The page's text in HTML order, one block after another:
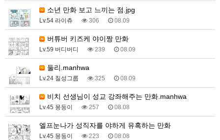
소년 만화 보고 느끼는 점.jpg
Lv.54 라이츄 306 08.09
버튜버 키즈케 야이짱 만화
Lv.59 버디버디 239 08.09
둘리.manhwa
Lv.24 칠성그룹 325 08.09
비치 선생님이 성교 강좌해주는 만화.manhwa
Lv.45 몽둥이 257 08.08
엘프눈나가 성직자를 야하게 유혹하는 만화
Lv.45 몽둥이 223 08.08